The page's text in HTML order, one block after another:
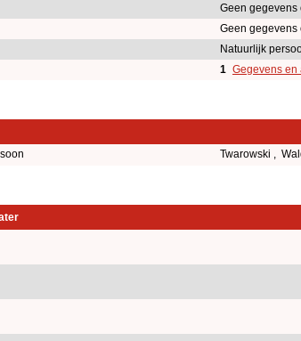
Geen gegevens
Geen gegevens
Natuurlijk
1 Gegevens en
Twarowski ,